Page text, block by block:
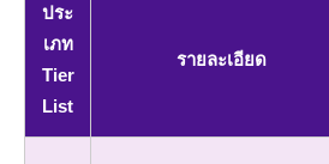
ประ
เภท
Tier
List
รายละเอียด